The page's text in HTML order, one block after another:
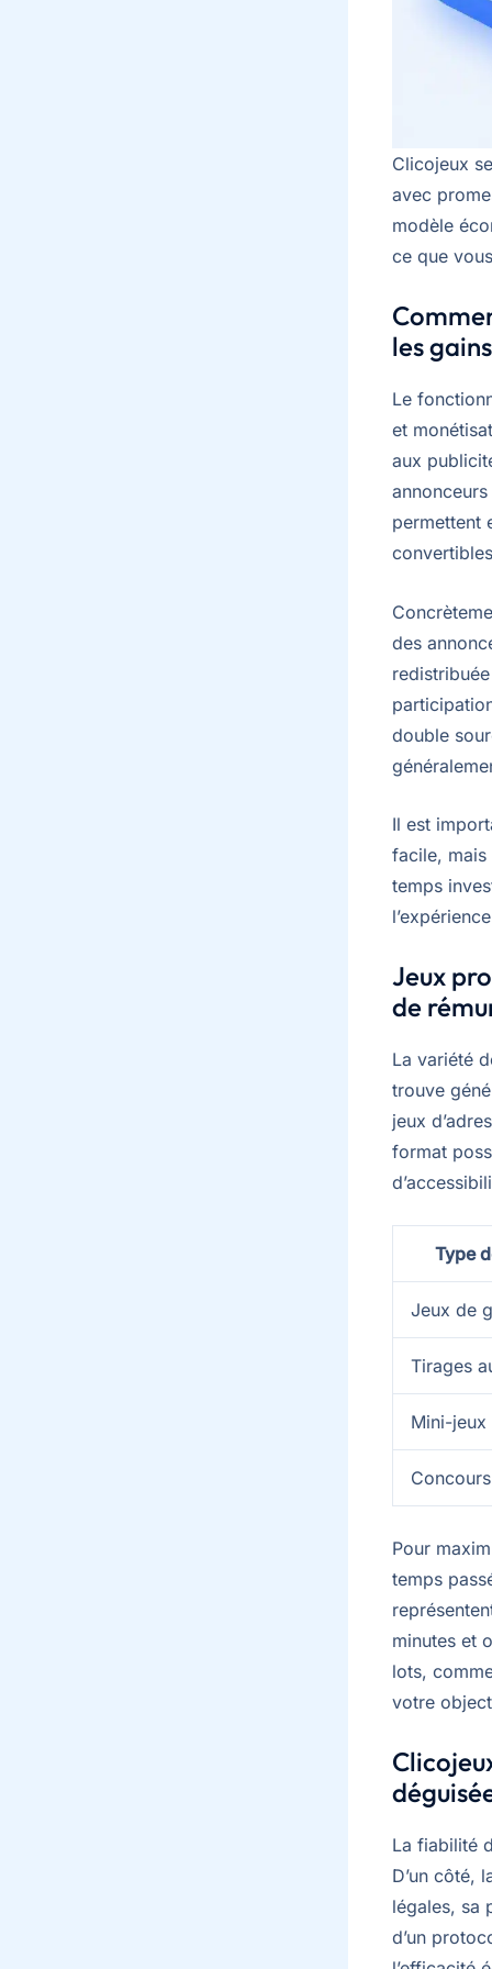
Clicojeux
avec
modèle
ce que
les
Le
et
aux
permettent
des
double
Il est
facile, mais
temps
Jeux
de
La variété
trouve
jeux
format
Type
Jeux de
Tirages
Mini-jeux
Concours
Pour
temps
minutes et
lots,
votre
La fiabilité
D’un côté,
légales, sa
d’un